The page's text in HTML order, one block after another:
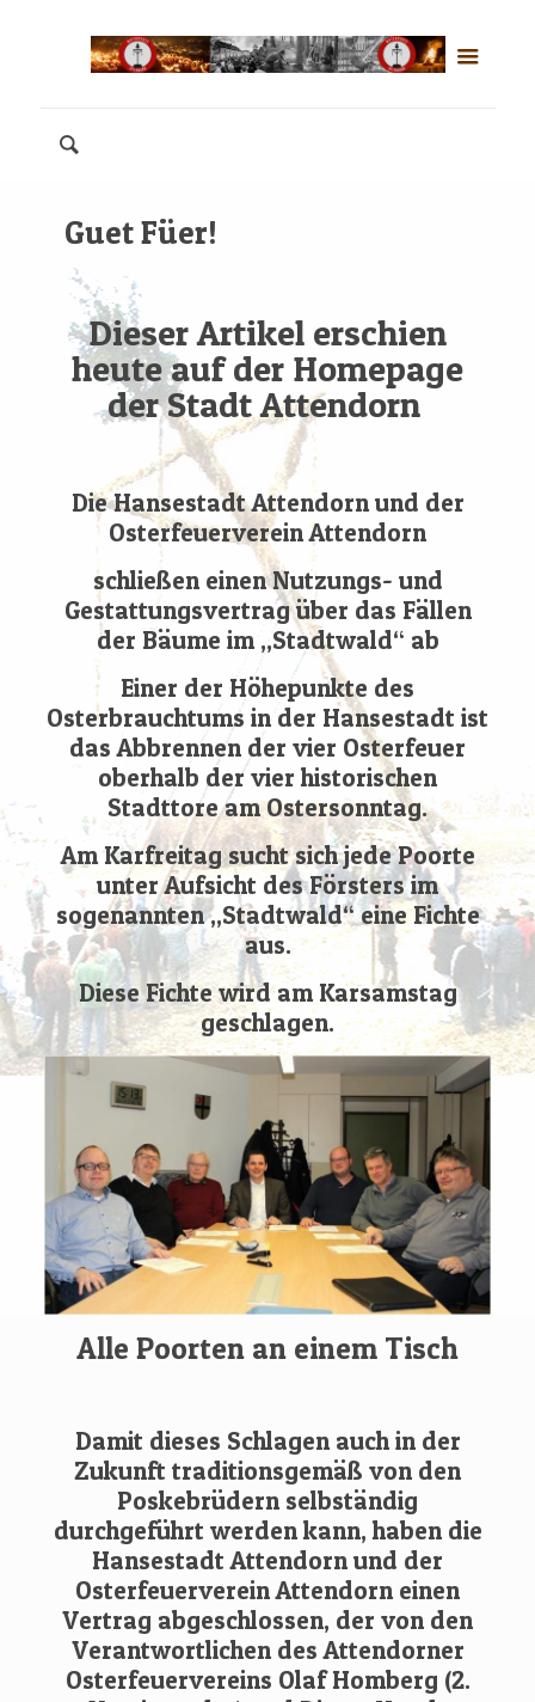
Guet Füer!
Dieser Artikel erschien
heute auf der Homepage
der Stadt Attendorn
Die Hansestadt Attendorn und der
Osterfeuerverein Attendorn
schließen einen Nutzungs- und
Gestattungsvertrag über das Fällen
der Bäume im „Stadtwald“ ab
Einer der Höhepunkte des
Osterbrauchtums in der Hansestadt ist
das Abbrennen der vier Osterfeuer
oberhalb der vier historischen
Stadttore am Ostersonntag.
Am Karfreitag sucht sich jede Poorte
unter Aufsicht des Försters im
sogenannten „Stadtwald“ eine Fichte
aus.
Diese Fichte wird am Karsamstag
geschlagen.
Alle Poorten an einem Tisch
Damit dieses Schlagen auch in der
Zukunft traditionsgemäß von den
Poskebrüdern selbständig
durchgeführt werden kann, haben die
Hansestadt Attendorn und der
Osterfeuerverein Attendorn einen
Vertrag abgeschlossen, der von den
Verantwortlichen des Attendorner
Osterfeuervereins Olaf Homberg (2.